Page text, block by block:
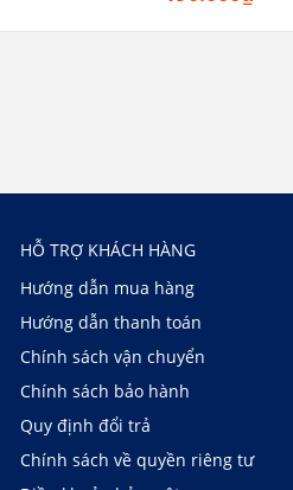
HỖ TRỢ KHÁCH HÀNG
Hướng dẫn mua hàng
Hướng dẫn thanh toán
Chính sách vận chuyển
Chính sách bảo hành
Quy định đổi trả
Chính sách về quyền riêng tư